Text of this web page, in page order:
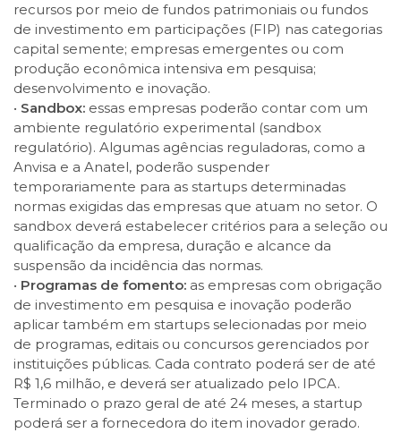
recursos por meio de fundos patrimoniais ou fundos
de investimento em participações (FIP) nas categorias
capital semente; empresas emergentes ou com
produção econômica intensiva em pesquisa;
desenvolvimento e inovação.
• Sandbox: essas empresas poderão contar com um
ambiente regulatório experimental (sandbox
regulatório). Algumas agências reguladoras, como a
Anvisa e a Anatel, poderão suspender
temporariamente para as startups determinadas
normas exigidas das empresas que atuam no setor. O
sandbox deverá estabelecer critérios para a seleção ou
qualificação da empresa, duração e alcance da
suspensão da incidência das normas.
• Programas de fomento: as empresas com obrigação
de investimento em pesquisa e inovação poderão
aplicar também em startups selecionadas por meio
de programas, editais ou concursos gerenciados por
instituições públicas. Cada contrato poderá ser de até
R$ 1,6 milhão, e deverá ser atualizado pelo IPCA.
Terminado o prazo geral de até 24 meses, a startup
poderá ser a fornecedora do item inovador gerado.